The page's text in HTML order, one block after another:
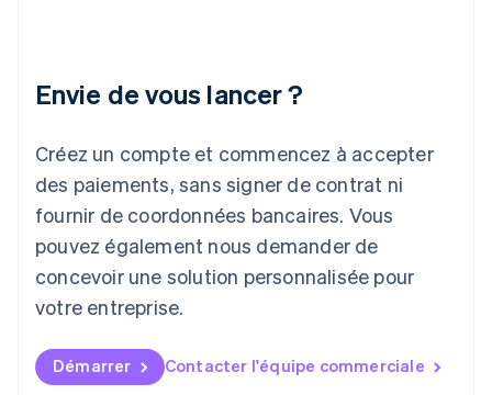
Envie de vous lancer ?
Créez un compte et commencez à accepter
des paiements, sans signer de contrat ni
fournir de coordonnées bancaires. Vous
pouvez également nous demander de
concevoir une solution personnalisée pour
votre entreprise.
Démarrer Contacter l'équipe commerciale
Deutsch English
Luxembourg
FrançaisDeutsch English
Malaisie
English 简体中文
Malte
English
EspañolEnglish
English
Nouvelle-Zélande